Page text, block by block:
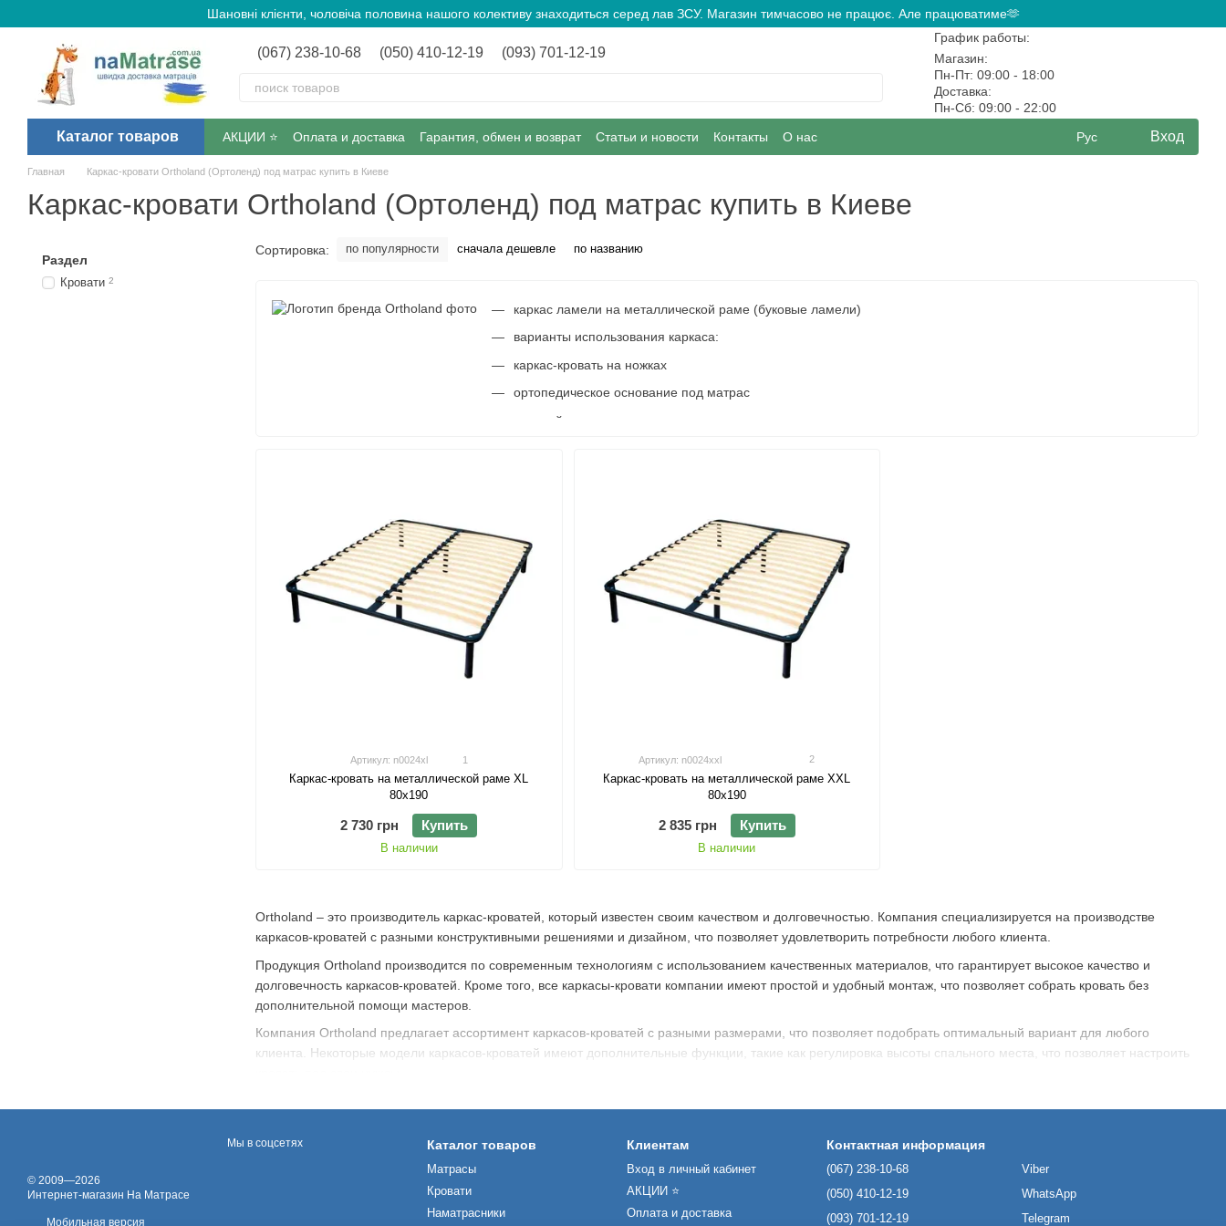
Шановні клієнти, чоловіча половина нашого колективу знаходиться серед лав ЗСУ. Магазин тимчасово не працює. Але працюватиме🫶
(067) 238-10-68 (050) 410-12-19 (093) 701-12-19
График работы:
Магазин:
Пн-Пт: 09:00 - 18:00
Доставка:
Пн-Сб: 09:00 - 22:00
Каталог товаров АКЦИИ ⭐️ Оплата и доставка Гарантия, обмен и возврат Статьи и новости Контакты О нас Рус Вход
Главная Каркас-кровати Ortholand (Ортоленд) под матрас купить в Киеве
Каркас-кровати Ortholand (Ортоленд) под матрас купить в Киеве
Сортировка: по популярности сначала дешевле по названию
Ortholand – это производитель каркас-кроватей, который известен своим качеством и долговечностью. Компания специализируется на производстве
каркасов-кроватей с разными конструктивными решениями и дизайном, что позволяет удовлетворить потребности любого клиента.
Продукция Ortholand производится по современным технологиям с использованием качественных материалов, что гарантирует высокое качество и
долговечность каркасов-кроватей. Кроме того, все каркасы-кровати компании имеют простой и удобный монтаж, что позволяет собрать кровать без
дополнительной помощи мастеров.
Компания Ortholand предлагает ассортимент каркасов-кроватей с разными размерами, что позволяет подобрать оптимальный вариант для любого
клиента. Некоторые модели каркасов-кроватей имеют дополнительные функции, такие как регулировка высоты спального места, что позволяет настроить
каркас ламели на металлической раме (буковые ламели)
варианты использования каркаса:
каркас-кровать на ножках
ортопедическое основание под матрас
высокий уровень прочности
Артикул: n0024xl 1
Каркас-кровать на металлической раме XL
80х190
2 730 грн Купить
В наличии
Артикул: n0024xxl 2
Каркас-кровать на металлической раме XXL
80х190
2 835 грн Купить
В наличии
Раздел
Кровати 2
© 2009—2026
Интернет-магазин На Матрасе
Мобильная версия
Мы в соцсетях Каталог товаров
Матрасы
Кровати
Наматрасники
Клиентам
Вход в личный кабинет
АКЦИИ ⭐️
Оплата и доставка
Контактная информация
(067) 238-10-68
(050) 410-12-19
(093) 701-12-19
Viber
WhatsApp
Telegram